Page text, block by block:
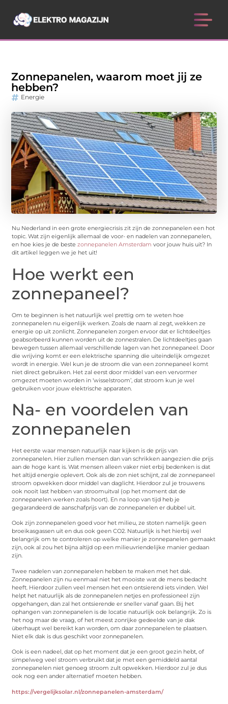
Zonnepanelen, waarom moet jij ze
hebben?
Energie
Nu Nederland in een grote energiecrisis zit zijn de zonnepanelen een hot
topic. Wat zijn eigenlijk allemaal de voor- en nadelen van zonnepanelen,
en hoe kies je de bestezonnepanelen Amsterdam voor jouw huis uit? In
dit artikel leggen we je het uit!
Hoe werkt een
zonnepaneel?
Om te beginnen is het natuurlijk wel prettig om te weten hoe
zonnepanelen nu eigenlijk werken. Zoals de naam al zegt, wekken ze
energie op uit zonlicht. Zonnepanelen zorgen ervoor dat er lichtdeeltjes
geabsorbeerd kunnen worden uit de zonnestralen. De lichtdeeltjes gaan
bewegen tussen allemaal verschillende lagen van het zonnepaneel. Door
die wrijving komt er een elektrische spanning die uiteindelijk omgezet
wordt in energie. Wel kun je de stroom die van een zonnepaneel komt
niet direct gebruiken. Het zal eerst door middel van een vervormer
omgezet moeten worden in ‘wisselstroom’, dat stroom kun je wel
gebruiken voor jouw elektrische apparaten.
Na- en voordelen van
zonnepanelen
Het eerste waar mensen natuurlijk naar kijken is de prijs van
zonnepanelen. Hier zullen mensen dan van schrikken aangezien die prijs
aan de hoge kant is. Wat mensen alleen vaker niet erbij bedenken is dat
het altijd energie oplevert. Ook als de zon niet schijnt, zal de zonnepaneel
stroom opwekken door middel van daglicht. Hierdoor zul je trouwens
ook nooit last hebben van stroomuitval (op het moment dat de
zonnepanelen werken zoals hoort). En na loop van tijd heb je
gegarandeerd de aanschafprijs van de zonnepanelen er dubbel uit.
Ook zijn zonnepanelen goed voor het milieu, ze stoten namelijk geen
broeikasgassen uit en dus ook geen CO2. Natuurlijk is het hierbij wel
belangrijk om te controleren op welke manier je zonnepanelen gemaakt
zijn, ook al zou het bijna altijd op een milieuvriendelijke manier gedaan
zijn.
Twee nadelen van zonnepanelen hebben te maken met het dak.
Zonnepanelen zijn nu eenmaal niet het mooiste wat de mens bedacht
heeft. Hierdoor zullen veel mensen het een ontsierend iets vinden. Wel
helpt het natuurlijk als de zonnepanelen netjes en professioneel zijn
opgehangen, dan zal het ontsierende er sneller vanaf gaan. Bij het
ophangen van zonnepanelen is de locatie natuurlijk ook belangrijk. Zo is
het nog maar de vraag, of het meest zonrijke gedeelde van je dak
überhaupt wel bereikt kan worden, om daar zonnepanelen te plaatsen.
Niet elk dak is dus geschikt voor zonnepanelen.
Ook is een nadeel, dat op het moment dat je een groot gezin hebt, of
simpelweg veel stroom verbruikt dat je met een gemiddeld aantal
zonnepanelen niet genoeg stroom zult opwekken. Hierdoor zul je dus
ook nog een ander alternatief moeten hebben.
https://vergelijksolar.nl/zonnepanelen-amsterdam/